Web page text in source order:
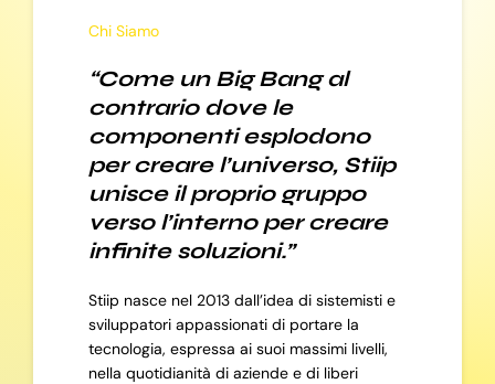
Chi Siamo
“Come un Big Bang al
contrario dove le
componenti esplodono
per creare l’universo, Stiip
unisce il proprio gruppo
verso l’interno per creare
infinite soluzioni.”
Stiip nasce nel 2013 dall’idea di sistemisti e
sviluppatori appassionati di portare la
tecnologia, espressa ai suoi massimi livelli,
nella quotidianità di aziende e di liberi